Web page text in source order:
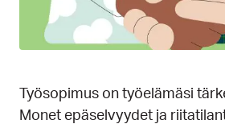
Työsopimus on työelämäsi
Monet epäselvyydet ja